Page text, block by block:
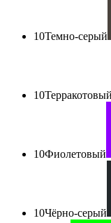
10Темно-серый
10Терракотовый
10Фиолетовый
10Чёрно-серый